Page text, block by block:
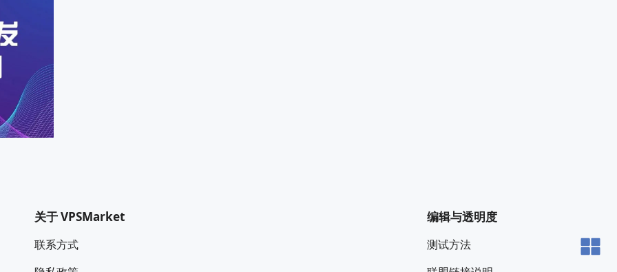
关于 VPSMarket
联系方式
编辑与透明度
测试方法